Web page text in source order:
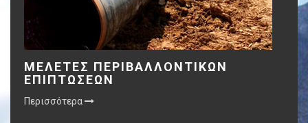
ΜΕΛΕΤΕΣ ΠΕΡΙΒΑΛΛΟΝΤΙΚΩΝ
ΕΠΙΠΤΩΣΕΩΝ
Περισσότερα